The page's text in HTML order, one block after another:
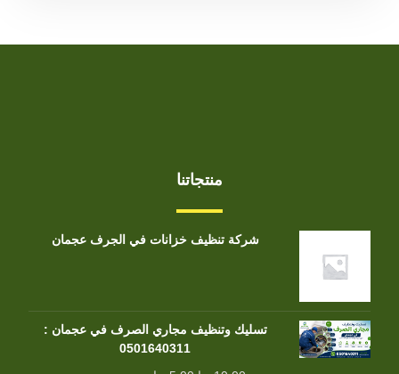
منتجاتنا
شركة تنظيف خزانات في الجرف عجمان
تسليك وتنظيف مجاري الصرف في عجمان :
0501640311